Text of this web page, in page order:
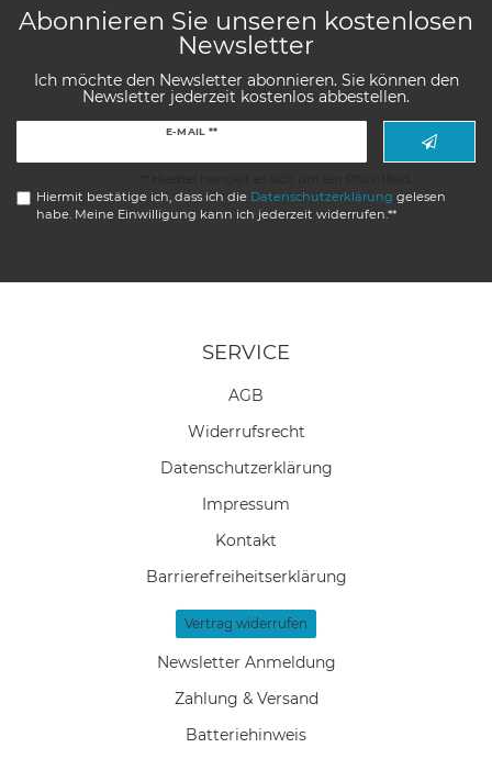
Abonnieren Sie unseren kostenlosen
Newsletter
Ich möchte den Newsletter abonnieren. Sie können den
Newsletter jederzeit kostenlos abbestellen.
E-MAIL **
Hiermit bestätige ich, dass ich die Daten­schutz­erklärung gelesen
habe. Meine Einwilligung kann ich jederzeit widerrufen.**
SERVICE
AGB
Widerrufs­recht
Daten­schutz­erklärung
Impressum
Kontakt
Barrierefreiheitserklärung
Vertrag widerrufen
Newsletter Anmeldung
Zahlung & Versand
Batteriehinweis